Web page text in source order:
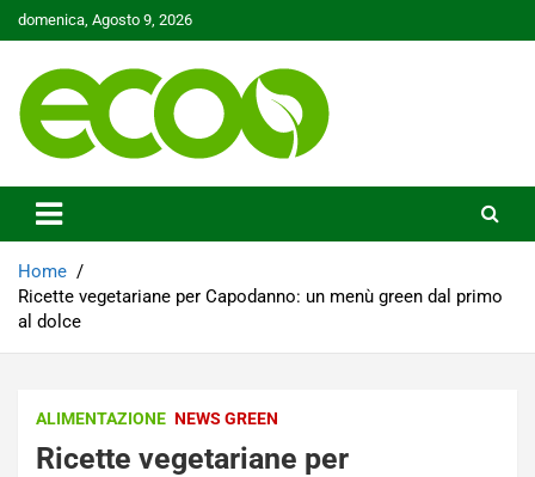
Skip
to
domenica, Agosto 9, 2026
Ecoo.it
Home
Ricette vegetariane per Capodanno: un menù green dal primo
al dolce
ALIMENTAZIONE NEWS GREEN
Ricette vegetariane per